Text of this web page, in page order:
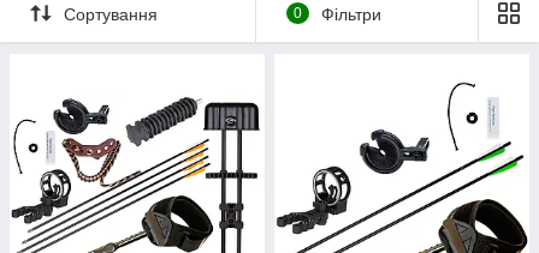
Сортування 0 Фільтри